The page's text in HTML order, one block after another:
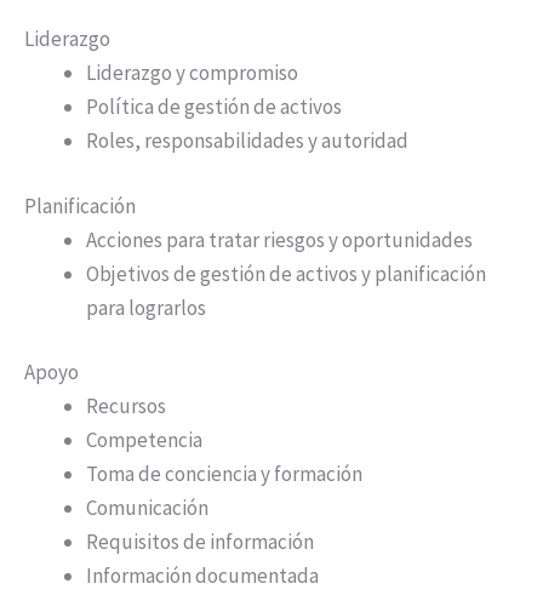
Liderazgo
Liderazgo y compromiso
Política de gestión de activos
Roles, responsabilidades y autoridad
Planificación
Acciones para tratar riesgos y oportunidades
Objetivos de gestión de activos y planificación
para lograrlos
Apoyo
Recursos
Competencia
Toma de conciencia y formación
Comunicación
Requisitos de información
Información documentada